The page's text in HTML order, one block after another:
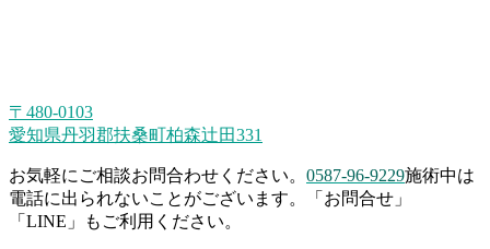
〒480-0103
愛知県丹羽郡扶桑町柏森辻田331
お気軽にご相談お問合わせください。 0587-96-9229施術中は
電話に出られないことがございます。「お問合せ」
「LINE」もご利用ください。